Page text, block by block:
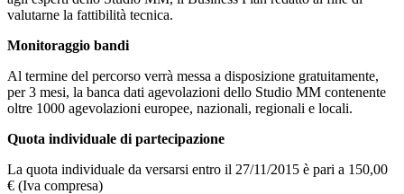
valutarne la fattibilità tecnica.
Monitoraggio bandi
Al termine del percorso verrà messa a disposizione gratuitamente,
per 3 mesi, la banca dati agevolazioni dello Studio MM contenente
oltre 1000 agevolazioni europee, nazionali, regionali e locali.
Quota individuale di partecipazione
La quota individuale da versarsi entro il 27/11/2015 è pari a 150,00
€ (Iva compresa)